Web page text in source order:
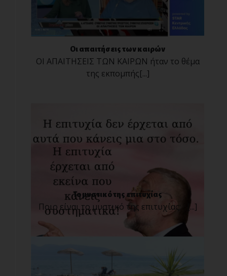
Οι απαιτήσεις των καιρών
ΟΙ ΑΠΑΙΤΗΣΕΙΣ ΤΩΝ ΚΑΙΡΩΝ ήταν το θέμα
της εκπομπής[...]
Το μυστικό της επιτυχίας
Ποιο είναι το μυστικό της επιτυχίας; [...]